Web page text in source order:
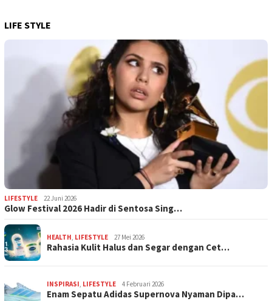
LIFE STYLE
LIFESTYLE 22 Juni 2026
Glow Festival 2026 Hadir di Sentosa Sing…
HEALTH, LIFESTYLE 27 Mei 2026
Rahasia Kulit Halus dan Segar dengan Cet…
INSPIRASI, LIFESTYLE 4 Februari 2026
Enam Sepatu Adidas Supernova Nyaman Dipa…